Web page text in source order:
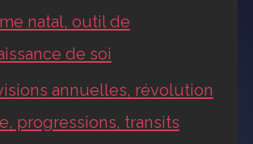
natal, outil de
de soi
annuelles, révolution
progressions, transits